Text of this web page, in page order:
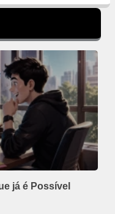
já é Possível